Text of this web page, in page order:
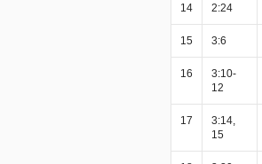
14 2:24
15 3:6
16
3:10-
12
17
3:14,
15